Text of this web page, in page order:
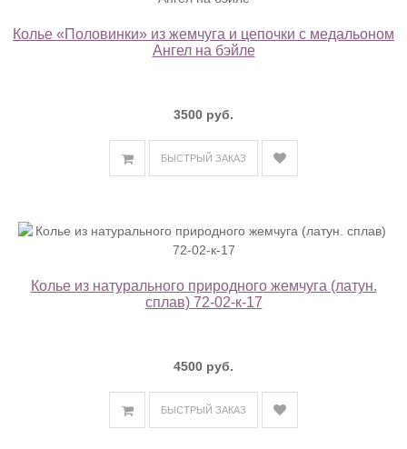
Колье «Половинки» из жемчуга и цепочки с медальоном
Ангел на бэйле
3500 руб.
БЫСТРЫЙ ЗАКАЗ
Колье из натурального природного жемчуга (латун.
сплав) 72-02-к-17
4500 руб.
БЫСТРЫЙ ЗАКАЗ